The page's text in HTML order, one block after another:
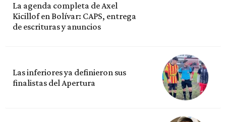
La agenda completa de Axel
Kicillof en Bolívar: CAPS, entrega
de escrituras y anuncios
Las inferiores ya definieron sus
finalistas del Apertura